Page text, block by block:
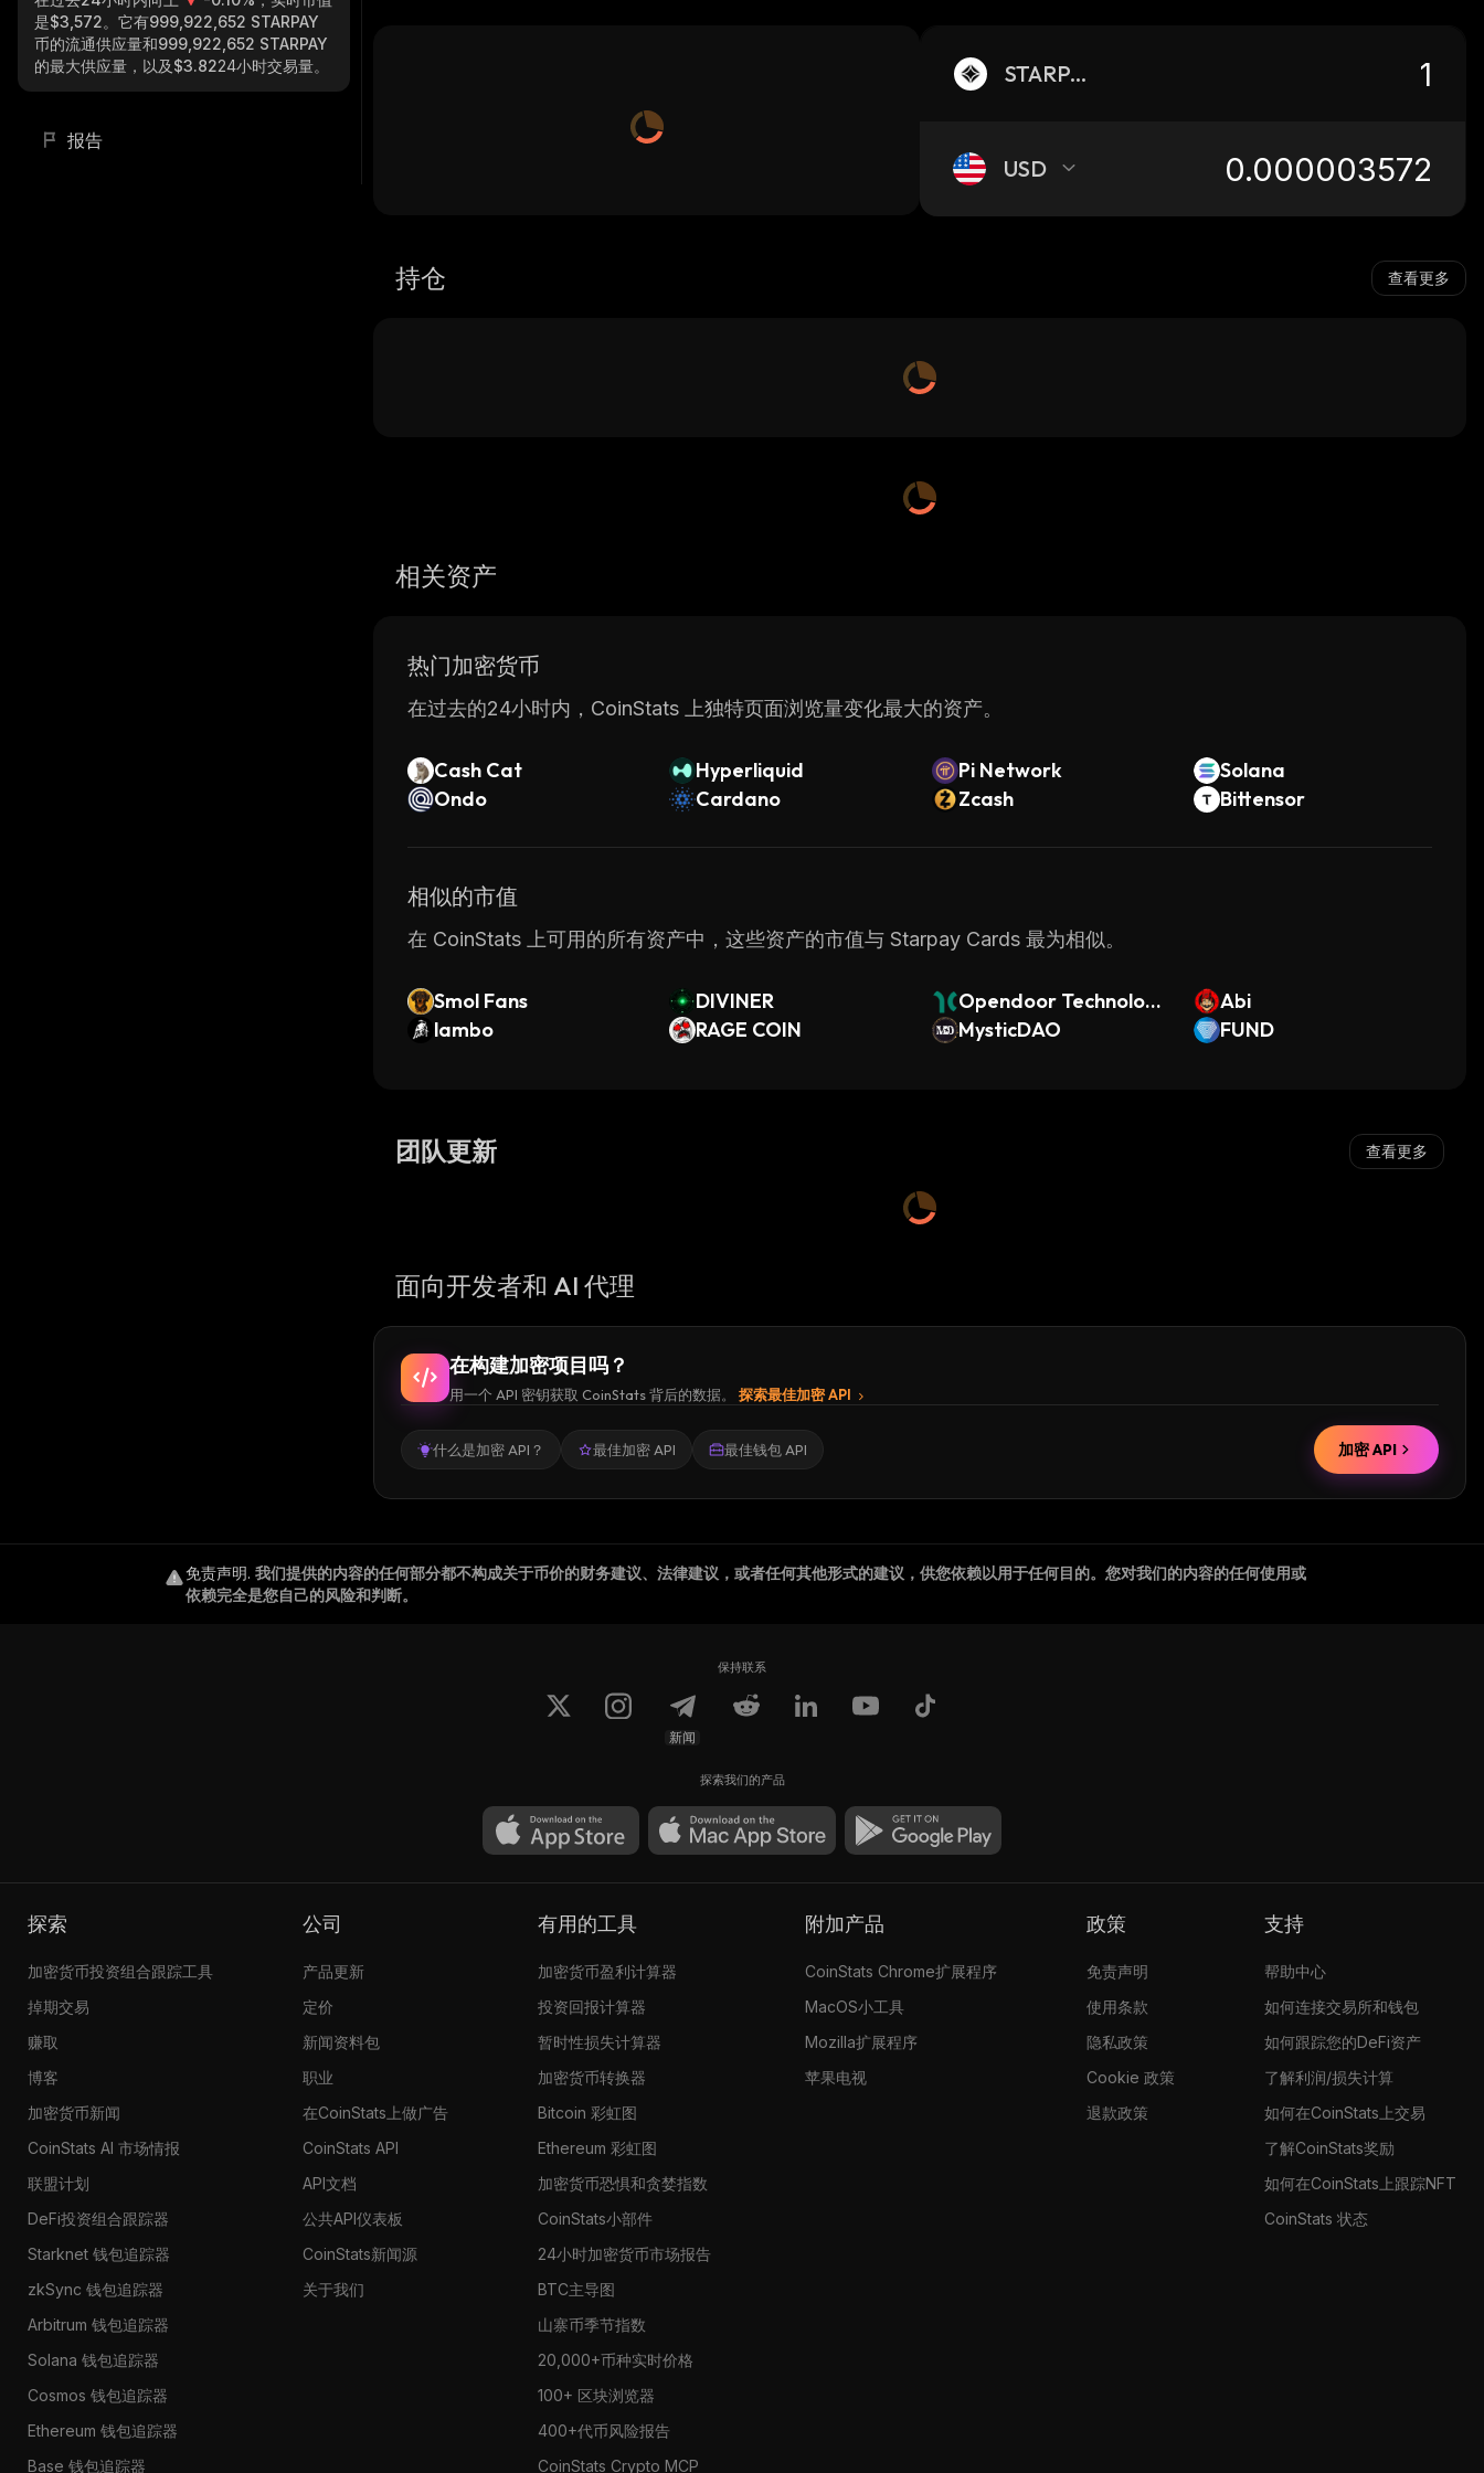
是$3,572。它有999,922,652 STARPAY
币的流通供应量和999,922,652 STARPAY
的最大供应量，以及$3.8224小时交易量。
报告
STARPAY
USD
持仓 查看更多
相关资产
热门加密货币
在过去的24小时内，CoinStats 上独特页面浏览量变化最大的资产。
Cash Cat Hyperliquid Pi Network
Solana
Ondo
Cardano Zcash Bittensor
相似的市值
在 CoinStats 上可用的所有资产中，这些资产的市值与 Starpay Cards 最为相似。
Smol Fans DIVINER
Opendoor Technologi
es (Dinari Tokenized S
Abi
lambo
RAGE COIN MysticDAO FUND
团队更新 查看更多
面向开发者和 AI 代理
在构建加密项目吗？
用一个 API 密钥获取 CoinStats 背后的数据。 探索最佳加密 API
什么是加密 API？ 最佳加密 API 最佳钱包 API 加密 API
免责声明. 我们提供的内容的任何部分都不构成关于币价的财务建议、法律建议，或者任何其他形式的建议，供您依赖以用于任何目的。您对我们的内容的任何使用或
依赖完全是您自己的风险和判断。
保持联系
新闻
探索我们的产品
探索
加密货币投资组合跟踪工具
掉期交易
赚取
博客
加密货币新闻
CoinStats AI 市场情报
联盟计划
DeFi投资组合跟踪器
Starknet 钱包追踪器
zkSync 钱包追踪器
Arbitrum 钱包追踪器
Solana 钱包追踪器
Cosmos 钱包追踪器
Ethereum 钱包追踪器
Base 钱包追踪器
公司
产品更新
定价
新闻资料包
职业
在CoinStats上做广告
CoinStats API
API文档
公共API仪表板
CoinStats新闻源
关于我们
有用的工具
加密货币盈利计算器
投资回报计算器
暂时性损失计算器
加密货币转换器
Bitcoin 彩虹图
Ethereum 彩虹图
加密货币恐惧和贪婪指数
CoinStats小部件
24小时加密货币市场报告
BTC主导图
山寨币季节指数
20,000+币种实时价格
100+ 区块浏览器
400+代币风险报告
CoinStats Crypto MCP
附加产品
CoinStats Chrome扩展程序
MacOS小工具
Mozilla扩展程序
苹果电视
政策
免责声明
使用条款
隐私政策
Cookie 政策
退款政策
支持
帮助中心
如何连接交易所和钱包
如何跟踪您的DeFi资产
了解利润/损失计算
如何在CoinStats上交易
了解CoinStats奖励
如何在CoinStats上跟踪NFT
CoinStats 状态